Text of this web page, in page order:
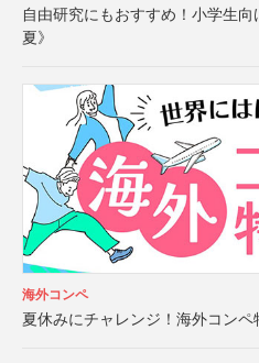
自由研究にもおすすめ！小学生
夏》
海外コンペ
夏休みにチャレンジ！海外コンペ